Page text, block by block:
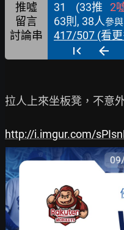
推噓 31 (33推 2
留言
63則, 38人參與
討論串 417/507 (看
拉人上來坐板凳，不意
http://i.imgur.com/